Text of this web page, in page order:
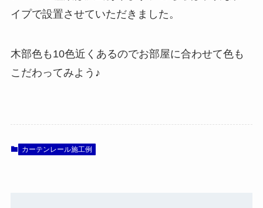
イプで設置させていただきました。
木部色も10色近くあるのでお部屋に合わせて色も
こだわってみよう♪
カーテンレール施工例